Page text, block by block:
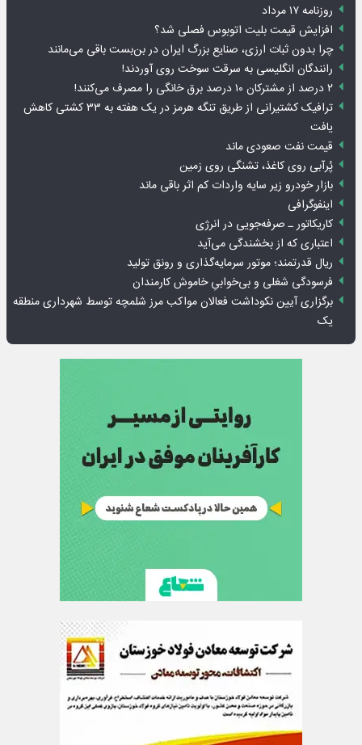
روزنامه ۱۷ مرداد
افزایش قیمت بلیت اتوبوس فصلی شد؟
چرا بدون ثبات ارزی، صنایع بزرگ ایران در بن‌بست باقی می‌مانند
رانندگان انگلیسی به سرقت سوخت روی آوردند!
۲ درصد از مشترکان ۱۰ درصد برق خانگی را مصرف می‌کنند!
ترافیک کشتیرانی از طریق تنگه هرمز در یک هفته به ۳۳ کشتی کاهش
یافت
قیمت نفت صعودی ماند
پُرآبی روی کاغذ، تشنگی روی زمین
بازار خودرو زیر سایه واردات کم اثر باقی ماند
اینفوگرافی
کاریکاتور ـ صرفه‌جویی در انرژی
اعتباری که از بخشندگی می‌آید
ریال قدرتمند؛ موتور سرمایه‌گذاری و رونق تولید
فرسودگی شغلی و بی‌خوابیِ خاموش کارمندان
برگزاری آیین نکوداشت فعالان مواکب مرز شلمچه توسط شهرداری منطقه
یک